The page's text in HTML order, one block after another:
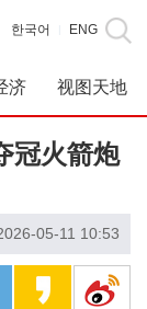
한국어 ENG
济 视图天地
冠火箭炮
05-11 10:53